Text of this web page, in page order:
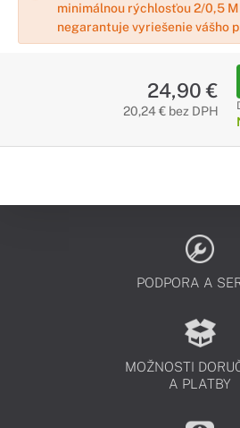
minimálnou rýchlosťou 2/0,5
negarantuje vyriešenie vášho
24,90 €
20,24 € bez DPH
PODPORA A
MOŽNOSTI
A PLATBY